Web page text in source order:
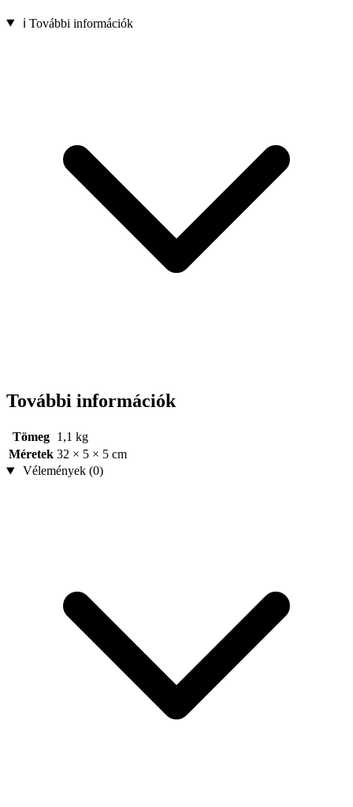
ℹ️ További információk
További információk
Tömeg 1,1 kg
Méretek 32 × 5 × 5 cm
Vélemények (0)